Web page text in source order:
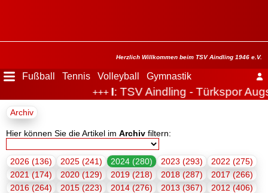
Herzlich Willkommen beim TSV Aindling 1946 e.V.
Fußball Tennis Volleyball
Gymnastik
+++I: TSV Aindling - Türkspor
Der
Verein
Fußball
Tennis
Archiv
Hier können Sie die Artikel im Archiv filtern:
2026 (136) 2025 (241) 2024 (280) 2023 (293)
2022 (275)
2021 (174)
2020 (129) 2019 (218) 2018 (287)
2017 (266)
2016 (264)
2015 (223) 2014 (276) 2013 (367)
2012 (406)